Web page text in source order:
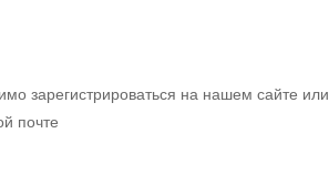
зарегистрироваться на нашем сайте или
почте